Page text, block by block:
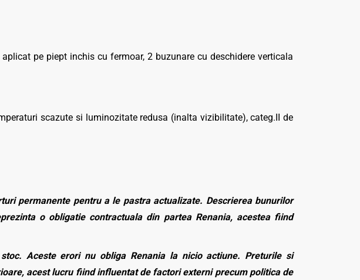
pe piept inchis cu fermoar, 2 buzunare cu deschidere verticala
scazute si luminozitate redusa (inalta vizibilitate), categ.II de
permanente pentru a le pastra actualizate. Descrierea bunurilor
o obligatie contractuala din partea Renania, acestea fiind
Aceste erori nu obliga Renania la nicio actiune. Preturile si
acest lucru fiind influentat de factori externi precum politica de